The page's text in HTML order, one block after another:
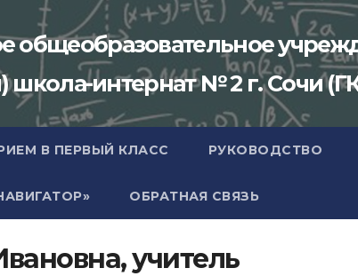
общеобразовательное
школа-интернат № 2 г. Сочи
В ПЕРВЫЙ КЛАСС РУКОВОДСТВО
ОБРАТНАЯ СВЯЗЬ
учитель